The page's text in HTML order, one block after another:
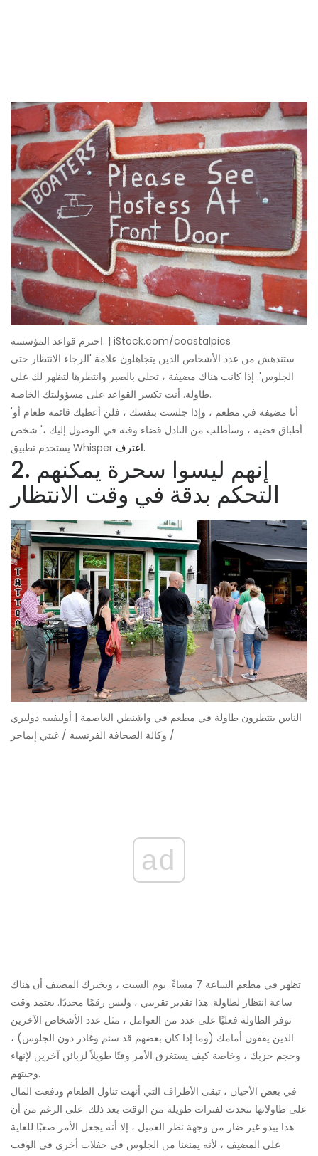
احترم قواعد المؤسسة. | iStock.com/coastalpics
ستندهش من عدد الأشخاص الذين يتجاهلون علامة 'الرجاء الانتظار حتى
الجلوس'. إذا كانت هناك مضيفة ، تحلى بالصبر وانتظرها لتظهر لك على
طاولة. أنت تكسر القواعد على مسؤوليتك الخاصة.
'أنا مضيفة في مطعم ، وإذا جلست بنفسك ، فلن أعطيك قائمة طعام أو
أطباق فضية ، وسأطلب من النادل قضاء وقته في الوصول إليك ،' شخص
يستخدم تطبيق Whisper
اعترف.
2. إنهم ليسوا سحرة يمكنهم
التحكم بدقة في وقت الانتظار
الناس ينتظرون طاولة في مطعم في واشنطن العاصمة | أوليفييه دوليري
/ وكالة الصحافة الفرنسية / غيتي إيماجز
ad
تظهر في مطعم الساعة 7 مساءً. يوم السبت ، ويخبرك المضيف أن هناك
ساعة انتظار لطاولة. هذا تقدير تقريبي ، وليس رقمًا محددًا. يعتمد وقت
توفر الطاولة فعليًا على عدد من العوامل ، مثل عدد الأشخاص الآخرين
الذين يقفون أمامك (وما إذا كان بعضهم قد سئم وغادر دون الجلوس) ،
وحجم حزبك ، وخاصة كيف يستغرق الأمر وقتًا طويلاً لزبائن آخرين لإنهاء
وجبتهم.
في بعض الأحيان ، تبقى الأطراف التي أنهت تناول الطعام ودفعت المال
على طاولاتها تتحدث لفترات طويلة من الوقت بعد ذلك. على الرغم من أن
هذا يبدو غير ضار من وجهة نظر العميل ، إلا أنه يجعل الأمر صعبًا للغاية
على المضيف ، لأنه يمنعنا من الجلوس في حفلات أخرى في الوقت